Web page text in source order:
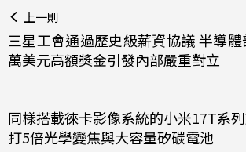
上一則
三星工會通過歷史級薪資協議 半導
萬美元高額獎金引發內部嚴重對立
同樣搭載徠卡影像系統的小米17T系
打5倍光學變焦與大容量矽碳電池